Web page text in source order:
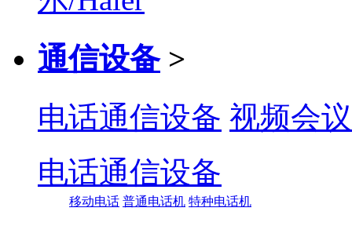
通信设备 >
电话通信设备 视频会
电话通信设备
移动电话 普通电话机 特种电话机